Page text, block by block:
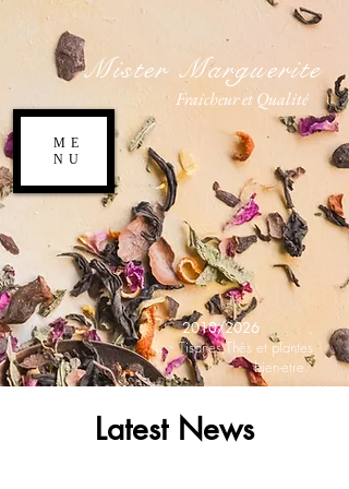
ME
NU
Fraicheur et Qualité
2010/2026
,
Tisanes,Thés et plantes
bien-etre.
Mister Marguerite
Latest News